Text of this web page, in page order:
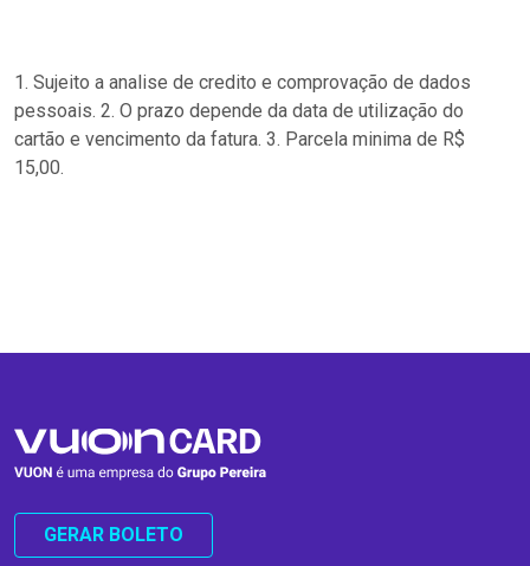
1. Sujeito a analise de credito e comprovação de dados
pessoais. 2. O prazo depende da data de utilização do
cartão e vencimento da fatura. 3. Parcela minima de R$
15,00.
GERAR BOLETO